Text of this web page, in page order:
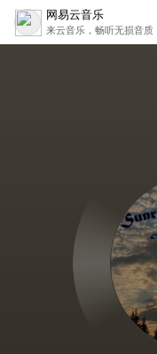
网易云音乐
来云音乐，畅听无损音质